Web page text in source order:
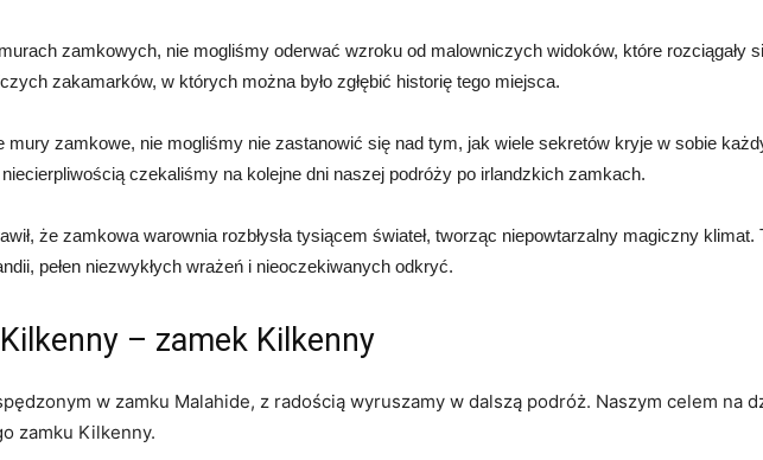
zamkowych, nie mogliśmy oderwać wzroku ​od malowniczych‍ widoków, ⁣które rozciągały
zakamarków, w ⁣których ⁤można było zgłębić historię tego miejsca.
mury zamkowe, nie ⁢mogliśmy​ nie zastanowić się nad​ tym, jak wiele sekretów kryje‌ w sobie
czekaliśmy na kolejne ⁢dni naszej podróży po ⁤irlandzkich zamkach.
⁣że zamkowa⁤ warownia rozbłysła tysiącem świateł, tworząc‍ niepowtarzalny magiczny⁣ klimat.
pełen niezwykłych wrażeń ‌i nieoczekiwanych odkryć.
– zamek Kilkenny
w zamku​ Malahide, z radością wyruszamy w dalszą podróż. Naszym‌ celem na
zamku Kilkenny.